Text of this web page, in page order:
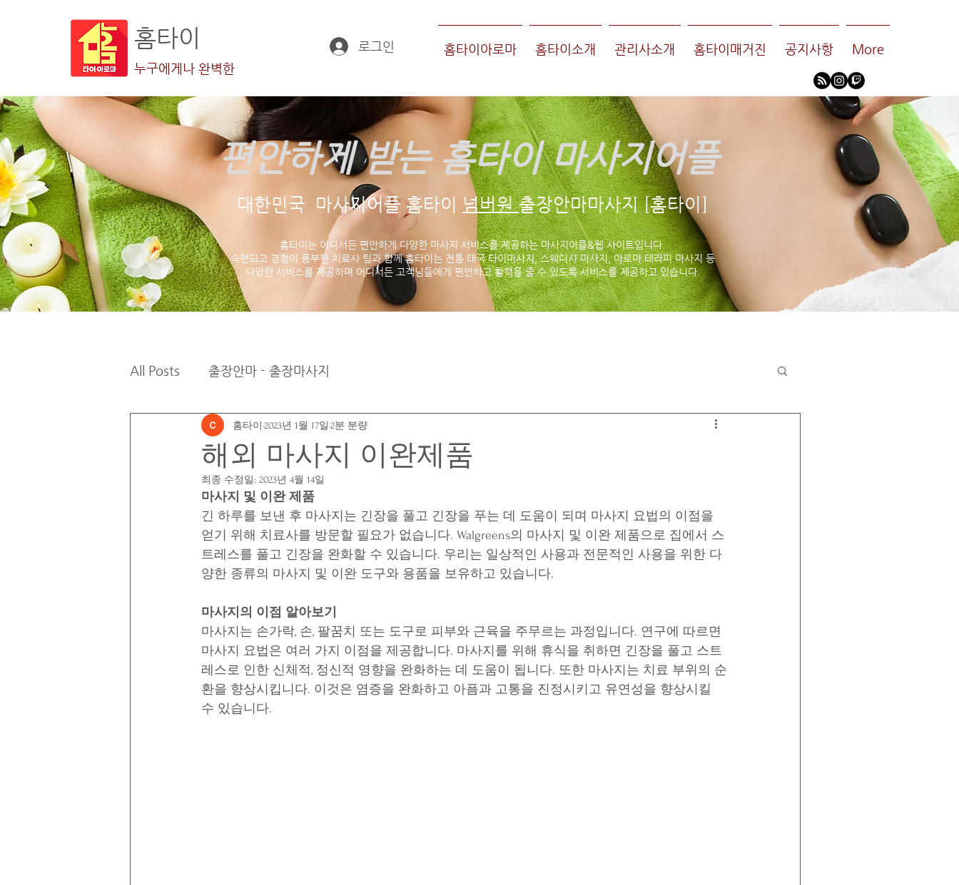
홈타이
누구에게나 완벽한
로그인 홈타이아로마 홈타이소개 관리사소개 홈타이매거진 공지사항 More
편안하게 받는 홈타이 마사지어플
대한민국 마사지어플 홈타이 넘버원출장안마마사지 [홈타이]
홈타이는 어디서든 편안하게 다양한 마사지 서비스를 제공하는 마사지어플&웹 사이트입니다.
숙련되고 경험이 풍부한 치료사 팀과 함께 홈타이는 전통 태국 타이마사지, 스웨디시 마사지, 아로마 테라피 마사지 등
다양한 서비스를 제공하며 어디서든 고객님들에게 편안하고 활력을 줄 수 있도록 서비스를 제공하고 있습니다.
All Posts 출장안마 - 출장마사지
해외 마사지 이완제품
홈타이 2023년 1월 17일 2분 분량
최종 수정일: 2023년 4월 14일
마사지 및 이완 제품
긴 하루를 보낸 후 마사지는 긴장을 풀고 긴장을 푸는 데 도움이 되며 마사지 요법의 이점을
얻기 위해 치료사를 방문할 필요가 없습니다. Walgreens의 마사지 및 이완 제품으로 집에서 스
트레스를 풀고 긴장을 완화할 수 있습니다. 우리는 일상적인 사용과 전문적인 사용을 위한 다
양한 종류의 마사지 및 이완 도구와 용품을 보유하고 있습니다.
마사지의 이점 알아보기
마사지는 손가락, 손, 팔꿈치 또는 도구로 피부와 근육을 주무르는 과정입니다. 연구에 따르면
마사지 요법은 여러 가지 이점을 제공합니다. 마사지를 위해 휴식을 취하면 긴장을 풀고 스트
레스로 인한 신체적, 정신적 영향을 완화하는 데 도움이 됩니다. 또한 마사지는 치료 부위의 순
환을 향상시킵니다. 이것은 염증을 완화하고 아픔과 고통을 진정시키고 유연성을 향상시킬
수 있습니다.